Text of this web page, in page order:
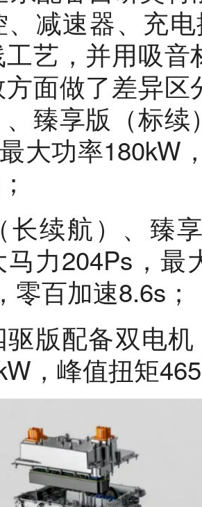
减速器、充
艺，并用吸
面做了差异
、臻享版（标
大功率180kW
长续航）、臻
力204Ps，最
零百加速8.6s；
版配备双电
，峰值扭矩